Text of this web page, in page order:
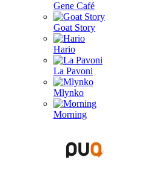
Gene Café
Goat Story
Hario
La Pavoni
Mlynko
Morning